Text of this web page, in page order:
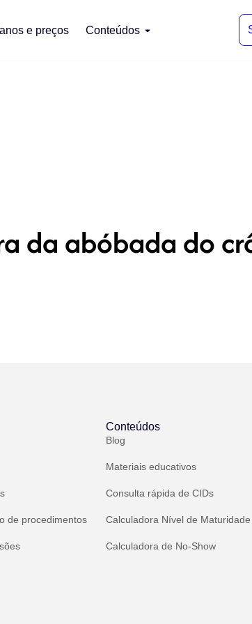
e preços Conteúdos
da abóbada do
de procedimentos
Conteúdos
Blog
Materiais educativos
Consulta rápida de CIDs
Calculadora Nível de Maturidade
Calculadora de No-Show